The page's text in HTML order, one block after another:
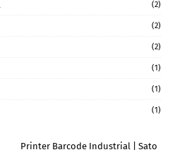
(2)
(2)
(2)
(1)
(1)
(1)
Printer Barcode Industrial | Sato